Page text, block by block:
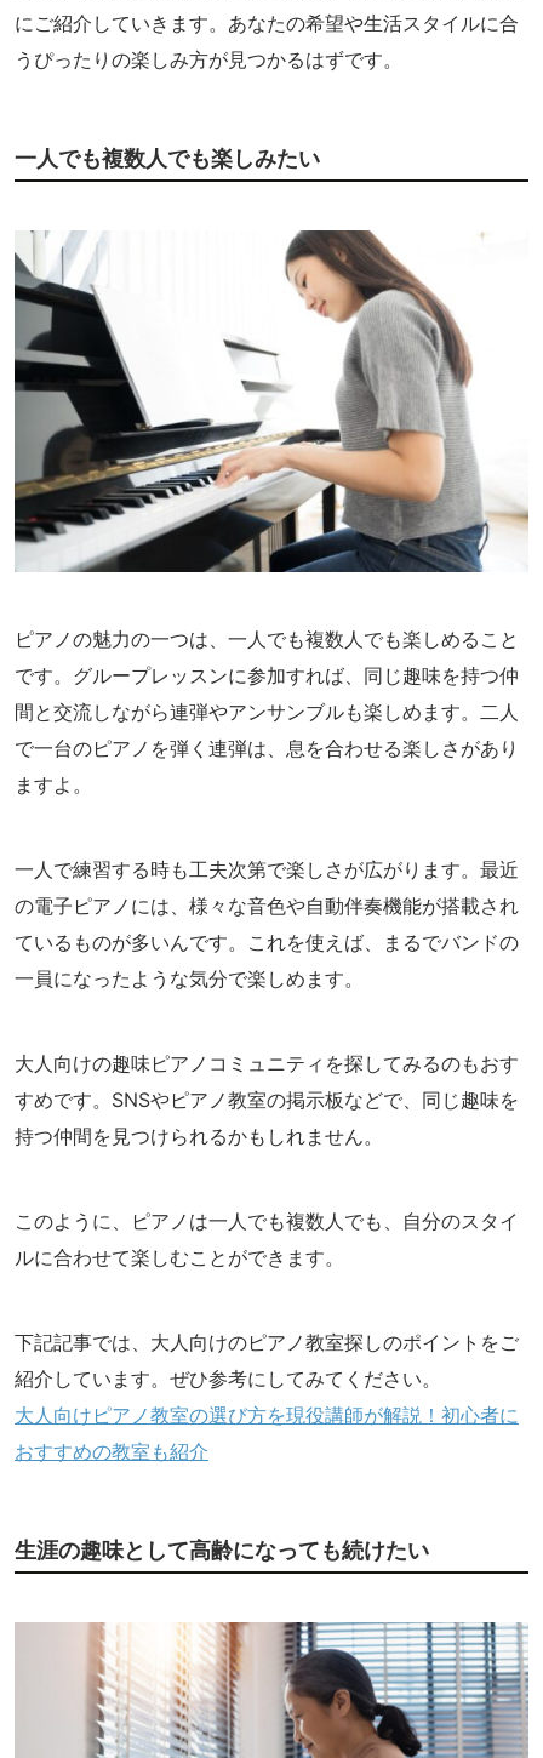
にご紹介していきます。あなたの希望や生活スタイルに合
うぴったりの楽しみ方が見つかるはずです。
一人でも複数人でも楽しみたい
ピアノの魅力の一つは、一人でも複数人でも楽しめること
です。グループレッスンに参加すれば、同じ趣味を持つ仲
間と交流しながら連弾やアンサンブルも楽しめます。二人
で一台のピアノを弾く連弾は、息を合わせる楽しさがあり
ますよ。
一人で練習する時も工夫次第で楽しさが広がります。最近
の電子ピアノには、様々な音色や自動伴奏機能が搭載され
ているものが多いんです。これを使えば、まるでバンドの
一員になったような気分で楽しめます。
大人向けの趣味ピアノコミュニティを探してみるのもおす
すめです。SNSやピアノ教室の掲示板などで、同じ趣味を
持つ仲間を見つけられるかもしれません。
このように、ピアノは一人でも複数人でも、自分のスタイ
ルに合わせて楽しむことができます。
下記記事では、大人向けのピアノ教室探しのポイントをご
紹介しています。ぜひ参考にしてみてください。
大人向けピアノ教室の選び方を現役講師が解説！初心者に
おすすめの教室も紹介
生涯の趣味として高齢になっても続けたい